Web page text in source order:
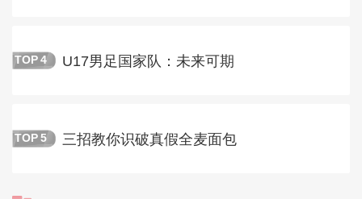
TOP 4 U17男足国家队：未来可期
TOP 5 三招教你识破真假全麦面包